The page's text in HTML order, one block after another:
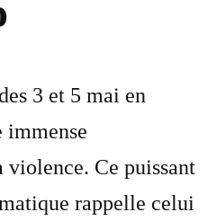
3 et 5 mai en
immense
Ce puissant
rappelle celui